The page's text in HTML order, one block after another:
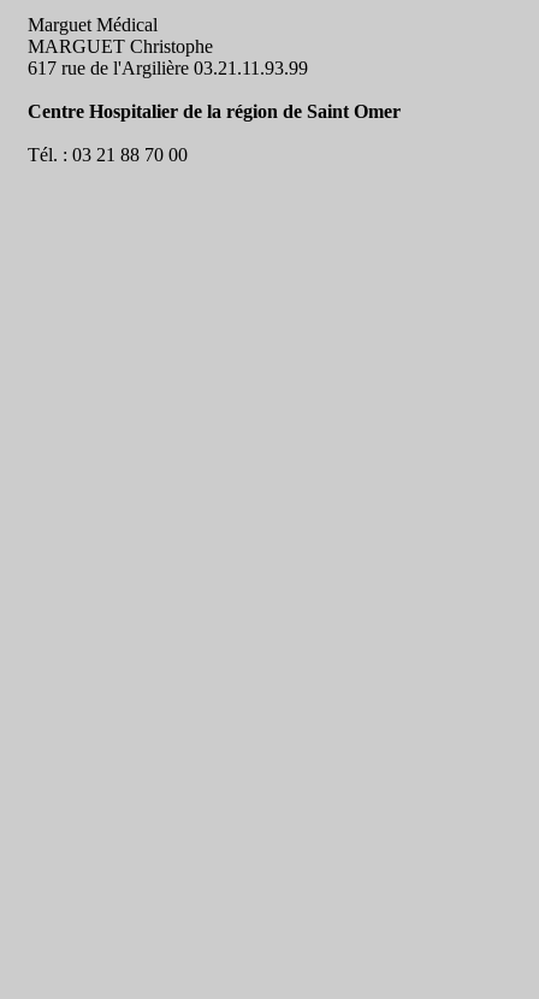
Marguet Médical
MARGUET Christophe
617 rue de l'Argilière 03.21.11.93.99
Centre Hospitalier de la région de Saint Omer
Tél. : 03 21 88 70 00